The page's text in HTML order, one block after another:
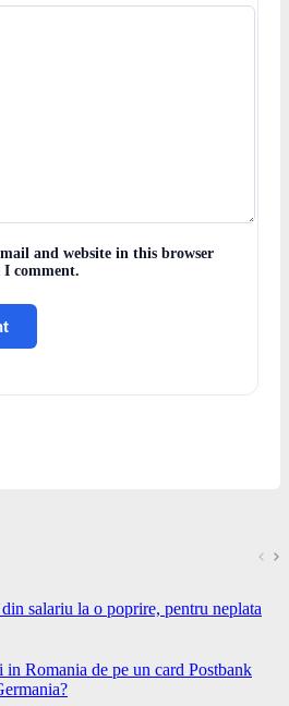
and website in this browser
comment.
salariu la o poprire, pentru neplata
in Romania de pe un card Postbank